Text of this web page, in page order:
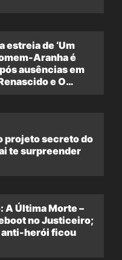
estreia de ‘Um
Aranha é
ausências em
e O
projeto secreto do
te surpreender
A Última Morte –
no Justiceiro;
anti-herói ficou